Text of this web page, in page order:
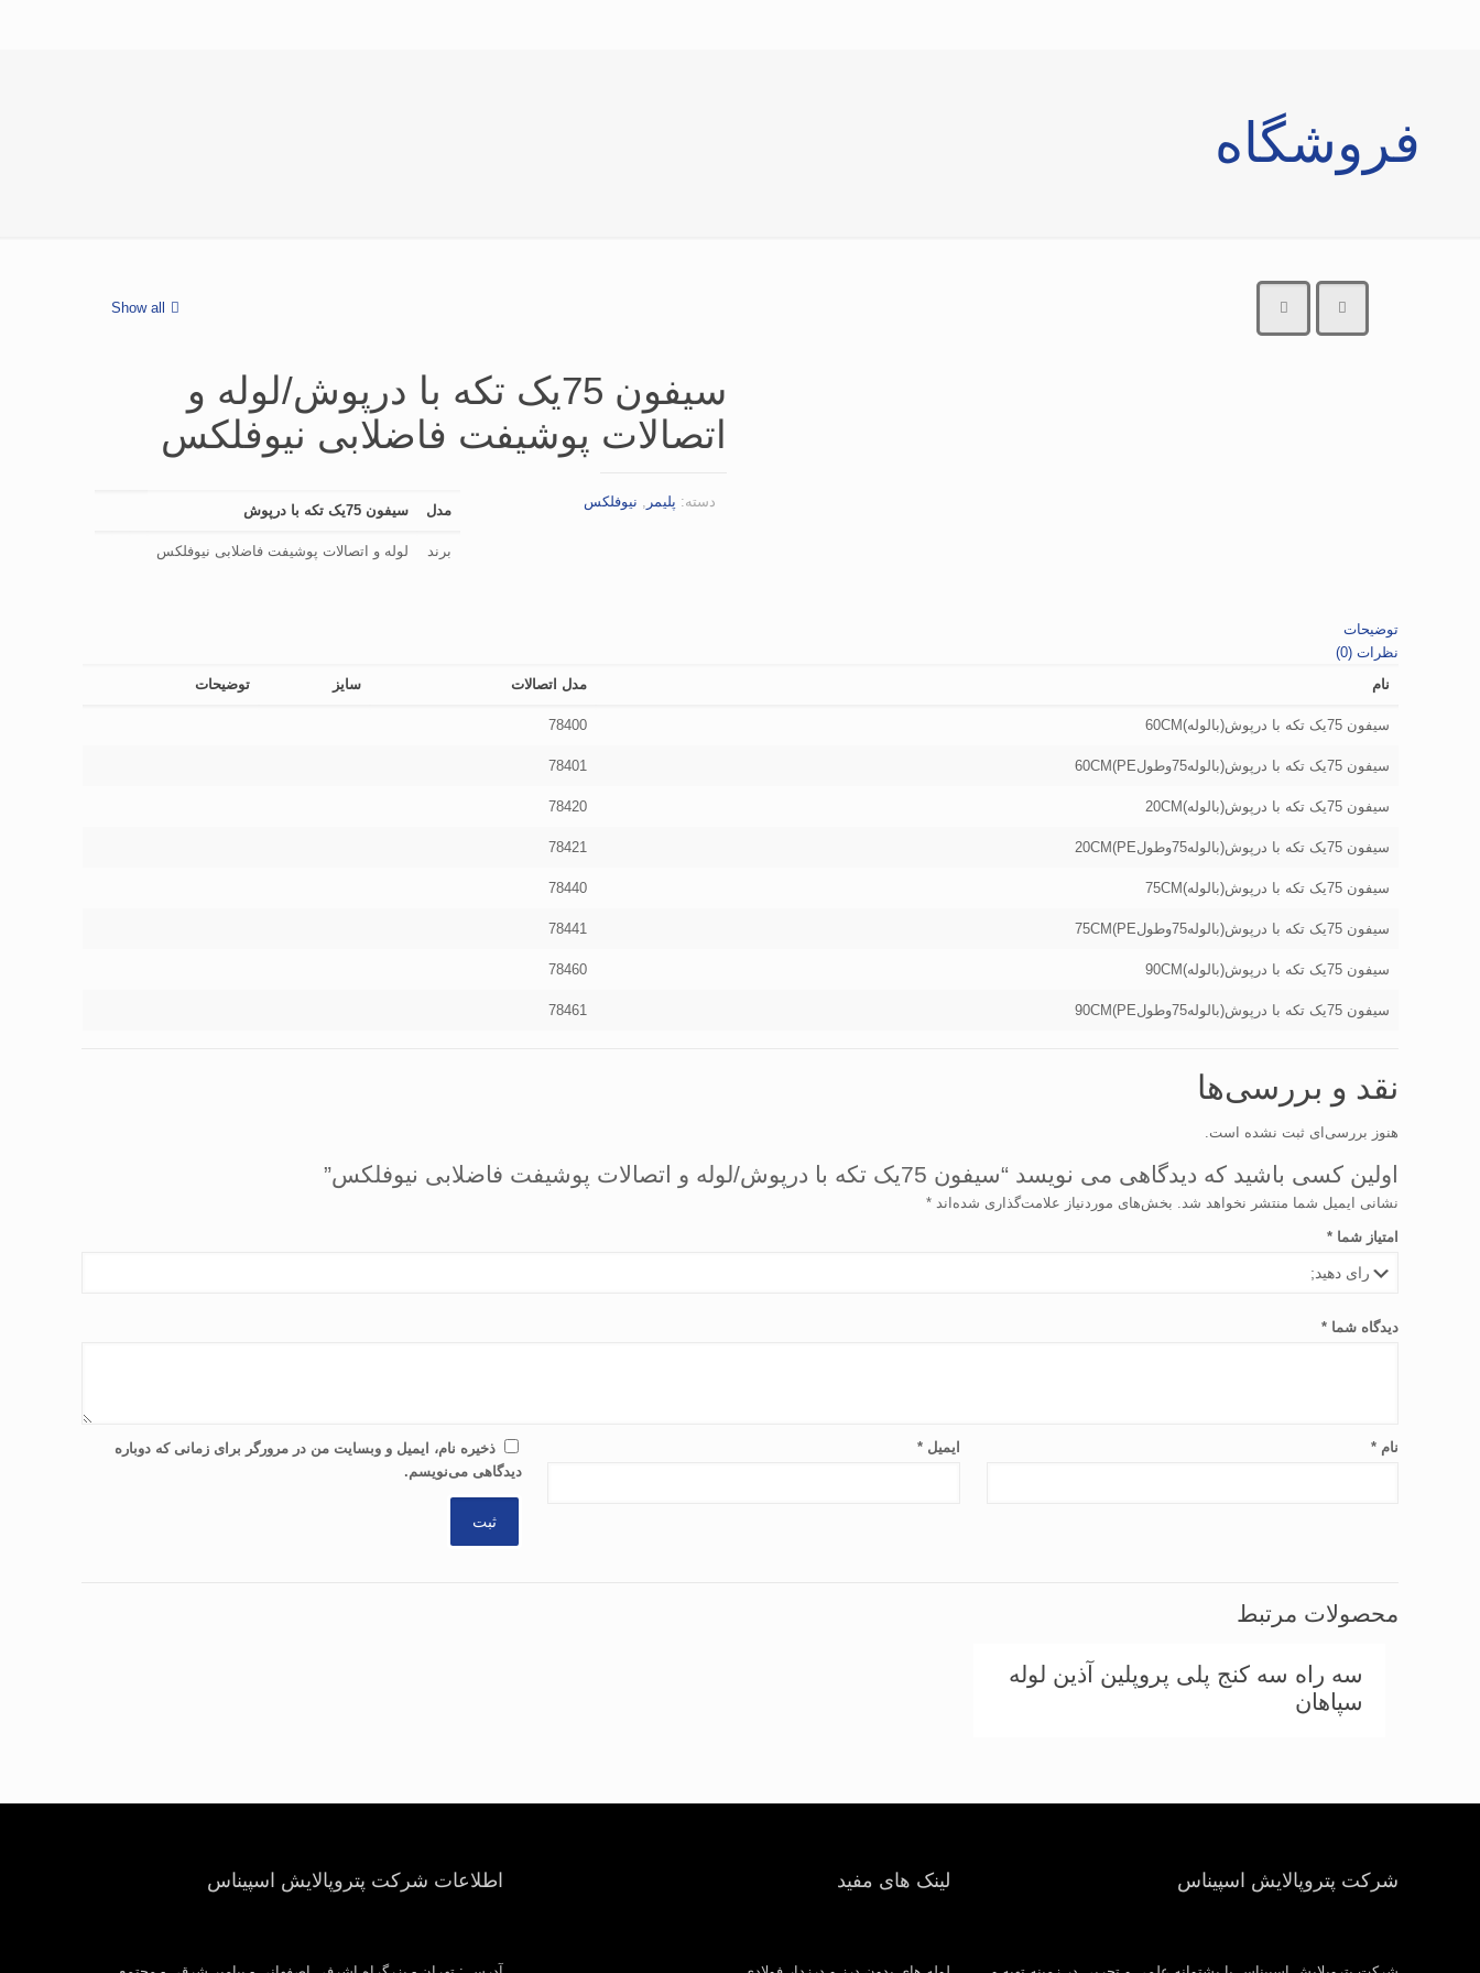
فروشگاه
Show all
سیفون 75یک تکه با درپوش/لوله و
اتصالات پوشیفت فاضلابی نیوفلکس
مدل سیفون 75یک تکه با درپوش
برند لوله و اتصالات پوشیفت فاضلابی نیوفلکس
دسته: پلیمر , نیوفلکس
توضیحات
نظرات (0)
نام
مدل اتصالات سایز توضیحات
سیفون 75یک تکه با درپوش(بالوله)60CM 78400
سیفون 75یک تکه با درپوش(بالوله75وطولPE)60CM 78401
سیفون 75یک تکه با درپوش(بالوله)20CM 78420
سیفون 75یک تکه با درپوش(بالوله75وطولPE)20CM 78421
سیفون 75یک تکه با درپوش(بالوله)75CM 78440
سیفون 75یک تکه با درپوش(بالوله75وطولPE)75CM 78441
سیفون 75یک تکه با درپوش(بالوله)90CM 78460
سیفون 75یک تکه با درپوش(بالوله75وطولPE)90CM 78461
نقد و بررسی‌ها
هنوز بررسی‌ای ثبت نشده است.
اولین کسی باشید که دیدگاهی می نویسد “سیفون 75یک تکه با درپوش/لوله و اتصالات پوشیفت فاضلابی نیوفلکس”
نشانی ایمیل شما منتشر نخواهد شد. بخش‌های موردنیاز علامت‌گذاری شده‌اند*
امتیاز شما*
دیدگاه شما*
نام* ایمیل*
ذخیره نام، ایمیل و وبسایت من در مرورگر برای زمانی که دوباره
دیدگاهی می‌نویسم.
محصولات مرتبط
سه راه سه کنج پلی پروپلین آذین لوله
سپاهان
شرکت پتروپالایش اسپیناس لینک های مفید اطلاعات شرکت پتروپالایش اسپیناس